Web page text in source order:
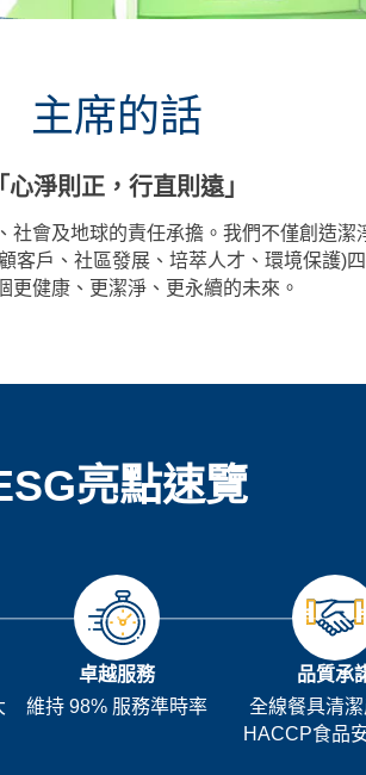
主席的話
「心淨則正，行直則遠」
社會及地球的責任承擔。我們不僅創造潔
客戶、社區發展、培萃人才、環境保護)
健康、更潔淨、更永續的未來。
亮點速覽
卓越服務
維持 98% 服務準時率
品質承
全線餐具清
HACCP食品